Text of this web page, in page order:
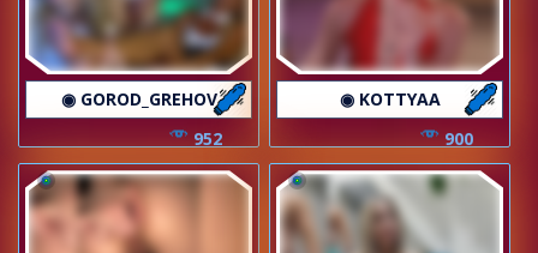
◉ GOROD_GREHOV
952
◉ KOTTYAA
900